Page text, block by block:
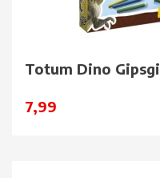
Totum Dino
7,99